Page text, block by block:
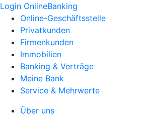
Login OnlineBanking
Online-Geschäftsstelle
Privatkunden
Firmenkunden
Immobilien
Banking & Verträge
Meine Bank
Service & Mehrwerte
Über uns